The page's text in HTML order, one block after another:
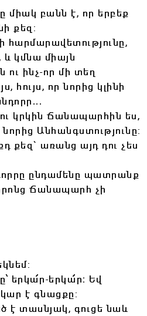
բանն է, որ երբեք
քեզ:
հարմարավետությունը,
և կմնա միայն
ինչ-որ մի տեղ
հույս, որ նորից կլինի
կրկին Ճանապարհին ես,
Անհանգստությունը:
քեզ` առանց այդ դու չես
ընդամենը պատրանք
Ճանապարհ չի
երկա՜ր։ Եվ
է գնացքը:
է տասնյակ, գուցե նաև